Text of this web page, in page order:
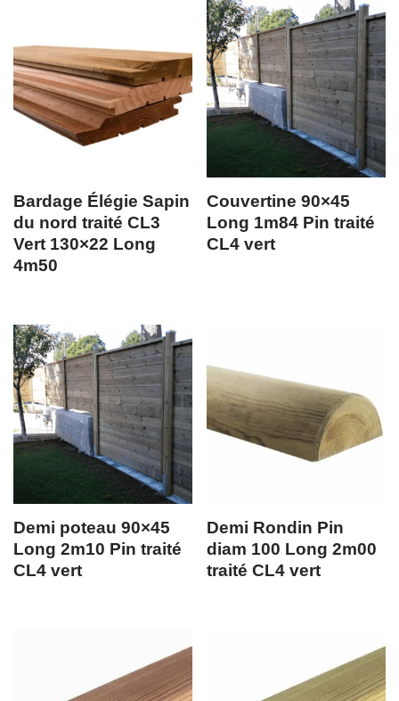
Bardage Élégie Sapin
du nord traité CL3
Vert 130×22 Long
4m50
Couvertine 90×45
Long 1m84 Pin traité
CL4 vert
Demi poteau 90×45
Long 2m10 Pin traité
CL4 vert
Demi Rondin Pin
diam 100 Long 2m00
traité CL4 vert